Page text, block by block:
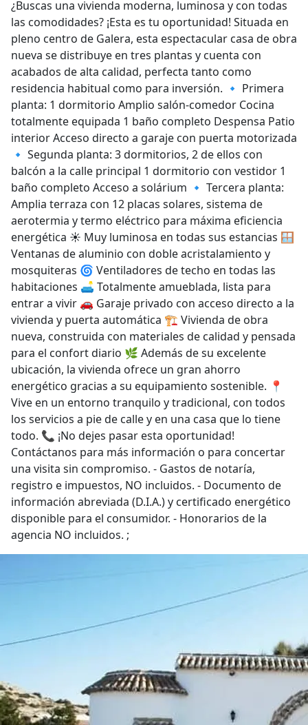
¿Buscas una vivienda moderna, luminosa y con todas
las comodidades? ¡Esta es tu oportunidad! Situada en
pleno centro de Galera, esta espectacular casa de obra
nueva se distribuye en tres plantas y cuenta con
acabados de alta calidad, perfecta tanto como
residencia habitual como para inversión. 🔹 Primera
planta: 1 dormitorio Amplio salón-comedor Cocina
totalmente equipada 1 baño completo Despensa Patio
interior Acceso directo a garaje con puerta motorizada
🔹 Segunda planta: 3 dormitorios, 2 de ellos con
balcón a la calle principal 1 dormitorio con vestidor 1
baño completo Acceso a solárium 🔹 Tercera planta:
Amplia terraza con 12 placas solares, sistema de
aerotermia y termo eléctrico para máxima eficiencia
energética ☀️ Muy luminosa en todas sus estancias 🪟
Ventanas de aluminio con doble acristalamiento y
mosquiteras 🌀 Ventiladores de techo en todas las
habitaciones 🛋️ Totalmente amueblada, lista para
entrar a vivir 🚗 Garaje privado con acceso directo a la
vivienda y puerta automática 🏗️ Vivienda de obra
nueva, construida con materiales de calidad y pensada
para el confort diario 🌿 Además de su excelente
ubicación, la vivienda ofrece un gran ahorro
energético gracias a su equipamiento sostenible. 📍
Vive en un entorno tranquilo y tradicional, con todos
los servicios a pie de calle y en una casa que lo tiene
todo. 📞 ¡No dejes pasar esta oportunidad!
Contáctanos para más información o para concertar
una visita sin compromiso. - Gastos de notaría,
registro e impuestos, NO incluidos. - Documento de
información abreviada (D.I.A.) y certificado energético
disponible para el consumidor. - Honorarios de la
agencia NO incluidos. ;